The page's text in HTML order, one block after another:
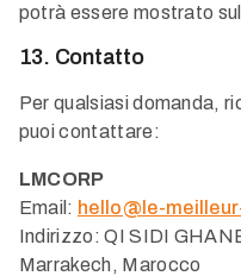
potrà essere mostrato
13. Contatto
Per qualsiasi domanda,
puoi contattare:
LMCORP
Email: hello@le-
Indirizzo: QI SIDI
Marrakech, Marocco